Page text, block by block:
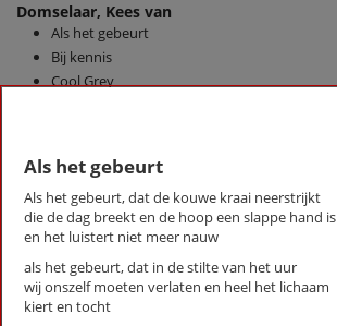
Domselaar, Kees van
Als het gebeurt
Bij kennis
Cool Grey
Dochter van dertien
Ergens een begin mee maken
Hoog Beek en Royen
Je komt jezelf
Terwijl we vol verbazing
Als het gebeurt
Als het gebeurt, dat de kouwe kraai neerstrijkt
die de dag breekt en de hoop een slappe hand is
en het luistert niet meer nauw
als het gebeurt, dat in de stilte van het uur
wij onszelf moeten verlaten en heel het lichaam
kiert en tocht